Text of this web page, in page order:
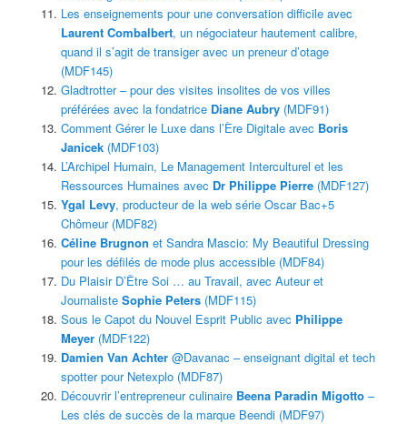
Les enseignements pour une conversation difficile avec
Laurent Combalbert, un négociateur hautement calibre,
quand il s’agit de transiger avec un preneur d’otage
(MDF145)
Gladtrotter – pour des visites insolites de vos villes
préférées avec la fondatrice Diane Aubry(MDF91)
Comment Gérer le Luxe dans l’Ère Digitale avec Boris
Janicek(MDF103)
L’Archipel Humain, Le Management Interculturel et les
Ressources Humaines avec Dr Philippe Pierre(MDF127)
Ygal Levy, producteur de la web série Oscar Bac+5
Chômeur (MDF82)
Céline Brugnon et Sandra Mascio: My Beautiful Dressing
pour les défilés de mode plus accessible (MDF84)
Du Plaisir D’Être Soi … au Travail, avec Auteur et
Journaliste Sophie Peters(MDF115)
Sous le Capot du Nouvel Esprit Public avec Philippe
Meyer(MDF122)
Damien Van Achter@Davanac – enseignant digital et tech
spotter pour Netexplo (MDF87)
Découvrir l’entrepreneur culinaire Beena Paradin Migotto–
Les clés de succès de la marque Beendi (MDF97)